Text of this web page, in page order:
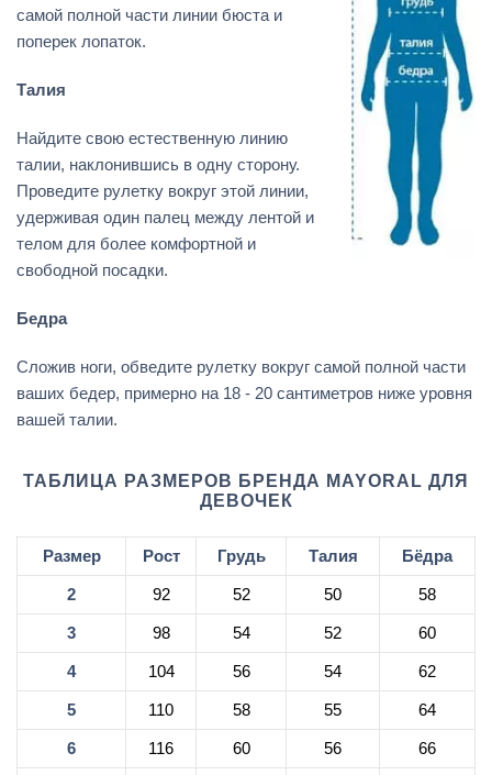
самой полной части линии бюста и
поперек лопаток.
Талия
Найдите свою естественную линию
талии, наклонившись в одну сторону.
Проведите рулетку вокруг этой линии,
удерживая один палец между лентой и
телом для более комфортной и
свободной посадки.
Бедра
Сложив ноги, обведите рулетку вокруг самой полной части
ваших бедер, примерно на 18 - 20 сантиметров ниже уровня
вашей талии.
ТАБЛИЦА РАЗМЕРОВ БРЕНДА MAYORAL ДЛЯ
ДЕВОЧЕК
Размер Рост Грудь Талия Бёдра
2 92 52 50 58
3 98 54 52 60
4 104 56 54 62
5 110 58 55 64
6 116 60 56 66